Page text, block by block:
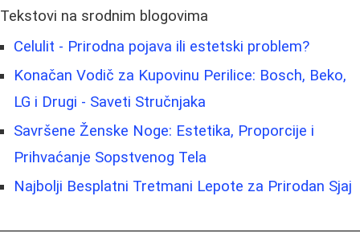
Tekstovi na srodnim blogovima
Celulit - Prirodna pojava ili estetski problem?
Konačan Vodič za Kupovinu Perilice: Bosch, Beko,
LG i Drugi - Saveti Stručnjaka
Savršene Ženske Noge: Estetika, Proporcije i
Prihvaćanje Sopstvenog Tela
Najbolji Besplatni Tretmani Lepote za Prirodan Sjaj